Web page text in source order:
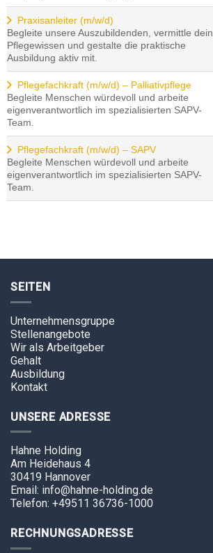
Praxisanleiter (m/w/d)
Begleite unsere Auszubildenden, vermittle dein
Pflegewissen und gestalte die praktische
Ausbildung aktiv mit.
Pflegefachkraft (m/w/d) – Palliativpflege
Begleite Menschen würdevoll und arbeite
eigenverantwortlich im spezialisierten SAPV-
Team.
Pflegefachkraft (m/w/d) – SAPV
Begleite Menschen würdevoll und arbeite
eigenverantwortlich im spezialisierten SAPV-
Team.
SEITEN
Unternehmensgruppe
Stellenangebote
Wir als Arbeitgeber
Gehalt
Ausbildung
Kontakt
UNSERE ADRESSE
Hahne Holding
Am Heidehaus 4
30419 Hannover
Email: info@hahne-holding.de
Telefon: +49511 36736-1000
RECHNUNGSADRESSE